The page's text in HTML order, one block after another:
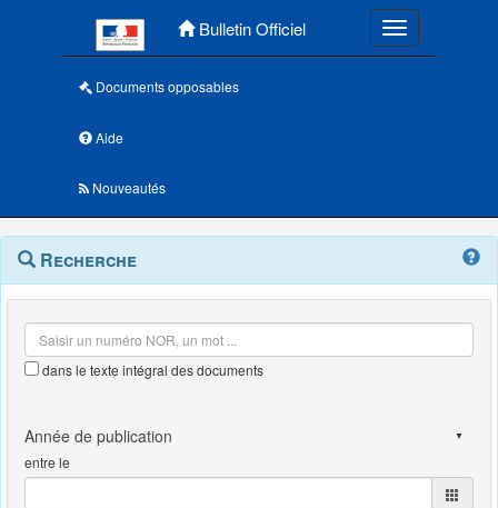
Bulletin Officiel Toggle
Documents opposables
Aide
Nouveautés
Navigation
outils
Menu
contextuel
Recherche
dans le texte intégral des documents
entre le